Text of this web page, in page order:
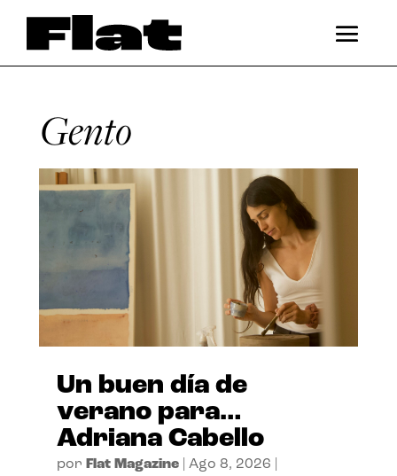
Gento
Un buen día de
verano para…
Adriana Cabello
por Flat Magazine| Ago 8, 2026